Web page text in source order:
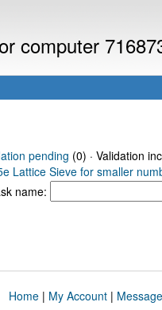
computer
pending (0) · Validation
Lattice Sieve for smaller
name:
Home| My Account|